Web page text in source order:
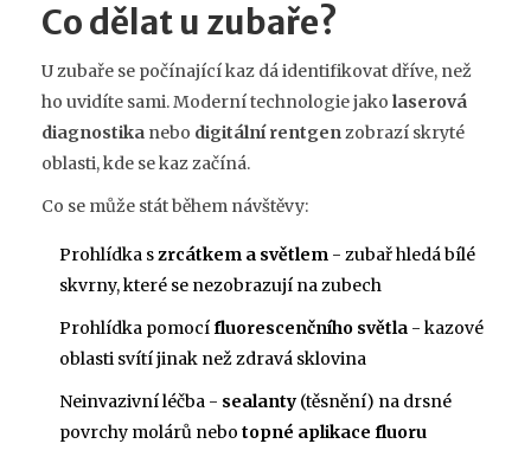
Co dělat u zubaře?
U zubaře se počínající kaz dá identifikovat dříve, než
ho uvidíte sami. Moderní technologie jako laserová
diagnostika nebo digitální rentgenzobrazí skryté
oblasti, kde se kaz začíná.
Co se může stát během návštěvy:
Prohlídka szrcátkem a světlem - zubař hledá bílé
skvrny, které se nezobrazují na zubech
Prohlídka pomocífluorescenčního světla - kazové
oblasti svítí jinak než zdravá sklovina
Neinvazivní léčba - sealanty (těsnění) na drsné
povrchy molárů nebo topné aplikace fluoru